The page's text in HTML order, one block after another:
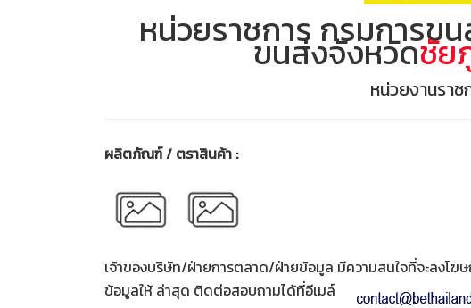
หน่วยราชการ กรมการข
ขนส่งจังหวัดชัย
หน่วยงานราช
ผลิตภัณฑ์ / ตราสินค้า :
เจ้าของบริษัท/ฝ่ายการตลาด/ฝ่ายข้อมูล มีความสนใจที่จะลงโ
ข้อมูลให้ ล่าสุด ติดต่อสอบถามได้ที่อีเมล์